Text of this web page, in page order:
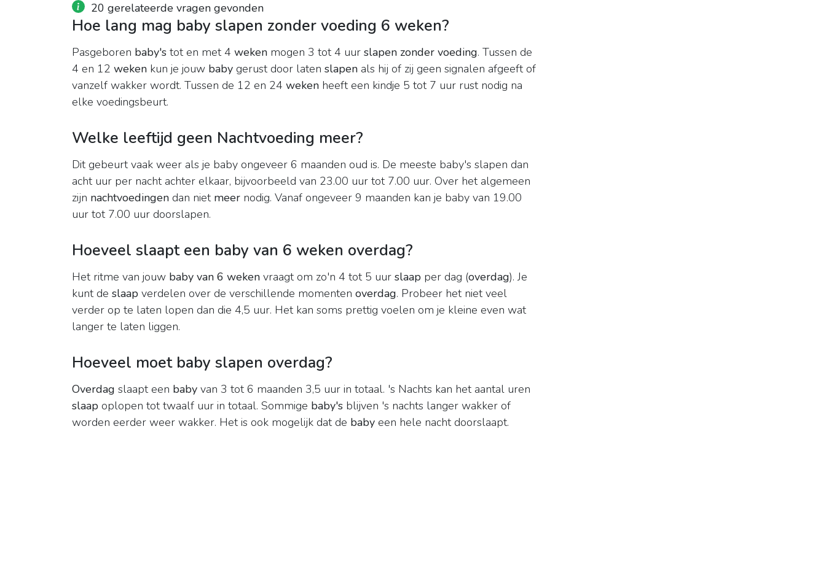
20 gerelateerde vragen gevonden
Hoe lang mag baby slapen zonder voeding 6 weken?
Pasgeboren baby's tot en met 4 weken mogen 3 tot 4 uur slapen zonder voeding. Tussen de
4 en 12 weken kun je jouw baby gerust door laten slapen als hij of zij geen signalen afgeeft of
vanzelf wakker wordt. Tussen de 12 en 24 weken heeft een kindje 5 tot 7 uur rust nodig na
elke voedingsbeurt.
Welke leeftijd geen Nachtvoeding meer?
Dit gebeurt vaak weer als je baby ongeveer 6 maanden oud is. De meeste baby's slapen dan
acht uur per nacht achter elkaar, bijvoorbeeld van 23.00 uur tot 7.00 uur. Over het algemeen
zijn nachtvoedingen dan niet meer nodig. Vanaf ongeveer 9 maanden kan je baby van 19.00
uur tot 7.00 uur doorslapen.
Hoeveel slaapt een baby van 6 weken overdag?
Het ritme van jouw baby van 6 weken vraagt om zo'n 4 tot 5 uur slaap per dag (overdag). Je
kunt de slaap verdelen over de verschillende momenten overdag. Probeer het niet veel
verder op te laten lopen dan die 4,5 uur. Het kan soms prettig voelen om je kleine even wat
langer te laten liggen.
Hoeveel moet baby slapen overdag?
Overdag slaapt een baby van 3 tot 6 maanden 3,5 uur in totaal. 's Nachts kan het aantal uren
slaap oplopen tot twaalf uur in totaal. Sommige baby's blijven 's nachts langer wakker of
worden eerder weer wakker. Het is ook mogelijk dat de baby een hele nacht doorslaapt.